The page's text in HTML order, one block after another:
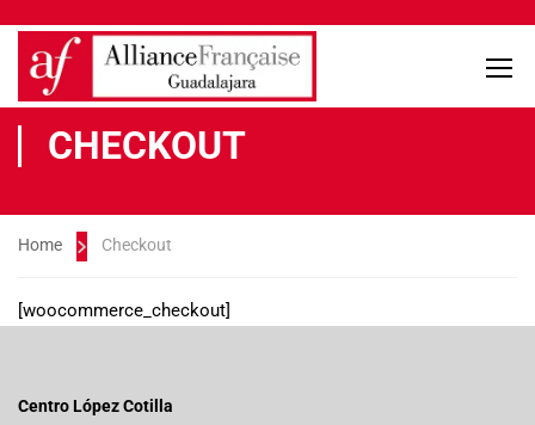
CHECKOUT
Home Checkout
[woocommerce_checkout]
Centro López Cotilla